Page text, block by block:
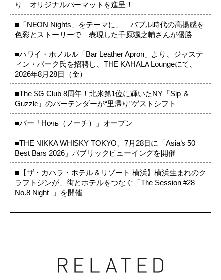
り オリジナルバーマットを進呈！
■「NEON Nights」をテーマに、 バブル時代の高揚感を
色彩とストーリーで 表現した千原颯之輔さんが優勝
■ハワイ・ホノルル「Bar Leather Apron」より、ジャステ
ィン・パーク氏を招聘し、THE KAHALA Loungeにて、
2026年8月28日（金）
■The SG Club 8周年！北米第1位に輝いたNY「Sip ＆
Guzzle」のバーテンダーが“里帰り”ゲストシフト
■バー「Ночь（ノーチ）」オープン
■THE NIKKA WHISKY TOKYO、7月28日に「Asia’s 50
Best Bars 2026」パブリックビューイングを開催
■【ザ・カハラ・ホテル＆リゾート 横浜】横浜生まれのク
ラフトジンが、街とホテルをつなぐ「The Session #28 –
No.8 Night–」を開催